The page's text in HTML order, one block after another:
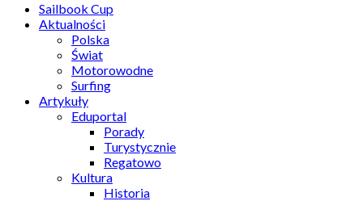
Sailbook Cup
Aktualności
Polska
Świat
Motorowodne
Surfing
Artykuły
Eduportal
Porady
Turystycznie
Regatowo
Kultura
Historia